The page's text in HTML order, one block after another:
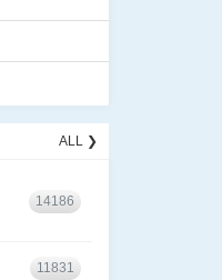
ALL ❯
14186
11831